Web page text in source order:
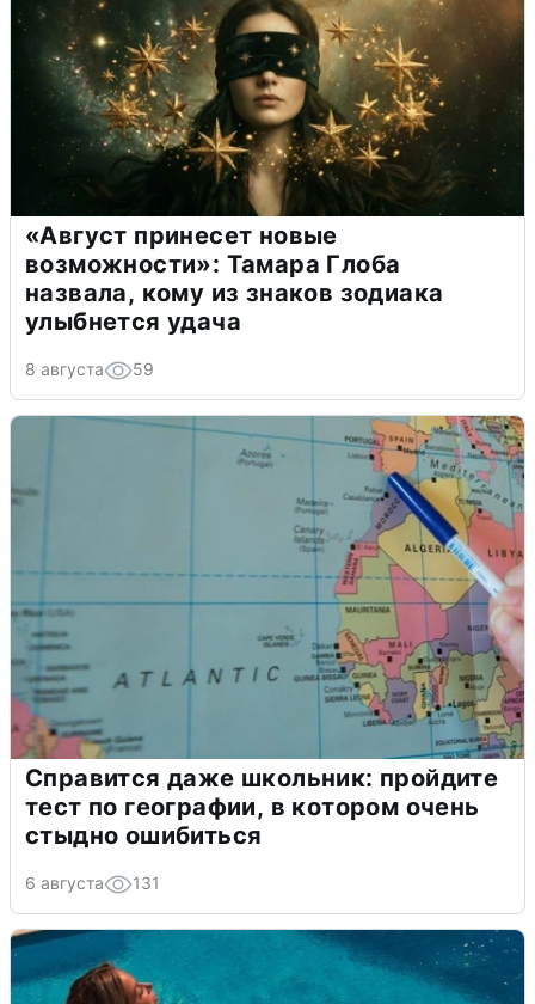
«Август принесет новые
возможности»: Тамара Глоба
назвала, кому из знаков зодиака
улыбнется удача
8 августа 59
Справится даже школьник: пройдите
тест по географии, в котором очень
стыдно ошибиться
6 августа 131